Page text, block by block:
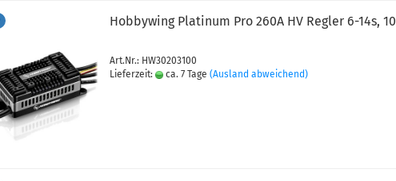
Hobbywing Platinum Pro 260A HV Regler 6-14s,
Art.Nr.: HW30203100
Lieferzeit:
ca. 7 Tage (Ausland abweichend)